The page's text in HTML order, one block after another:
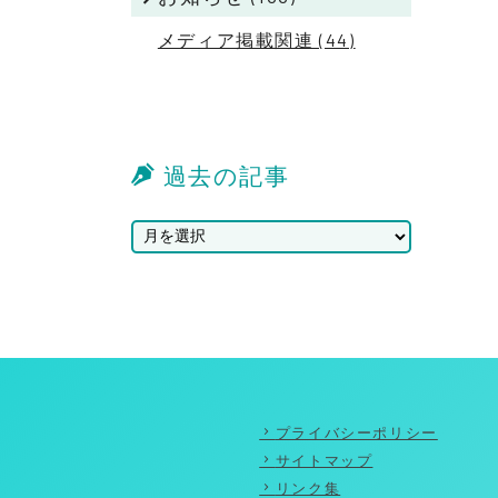
メディア掲載関連 (44)
過去の記事
プライバシーポリシー
サイトマップ
リンク集